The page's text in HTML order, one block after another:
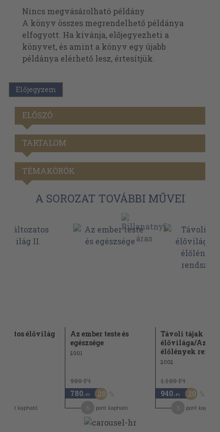
Nincs megvásárolható példány
A könyv összes megrendelhető példánya
elfogyott. Ha kívánja, előjegyezheti a
könyvet, és amint a könyv egy újabb
példánya elérhető lesz, értesítjük.
Előjegyzem
ELŐSZÓ
TARTALOM
TÉMAKÖRÖK
A SOROZAT TOVÁBBI MŰVEI
élővilág
pont kapható
Az ember teste és
egészsége
2001
980 Ft
780 ,-Ft 20
pont kapható
Távoli tájak
élővilága/Az
élőlények
2002
1.180 Ft
940 ,-Ft 20
pont kapható